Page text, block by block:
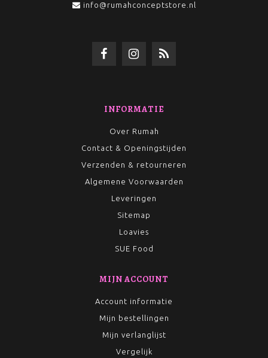
info@rumahconceptstore.nl
INFORMATIE
Over Rumah
Contact & Openingstijden
Verzenden & retourneren
Algemene Voorwaarden
Leveringen
Sitemap
Loavies
SUE Food
MIJN ACCOUNT
Account informatie
Mijn bestellingen
Mijn verlanglijst
Vergelijk